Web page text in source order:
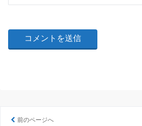
前のページへ